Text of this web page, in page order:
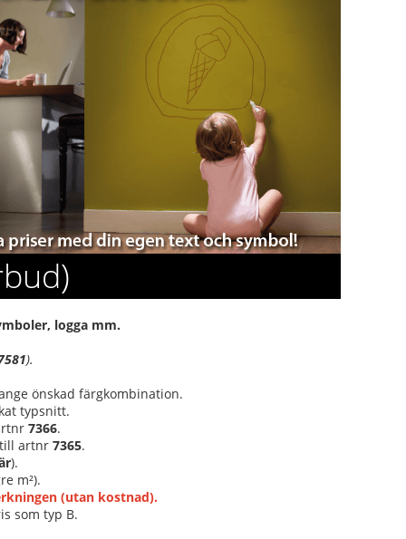
logga mm.
).
önskad färgkombination.
typsnitt.
7366.
till artnr 7365.
).
m²).
(utan kostnad).
som typ B.